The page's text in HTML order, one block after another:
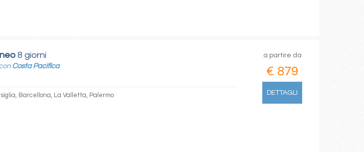
8 giorni
Costa Pacifica
Barcellona, La Valletta, Palermo
a partire da
€ 879
DETTAGLI